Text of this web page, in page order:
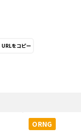
URLをコピー
ORNG